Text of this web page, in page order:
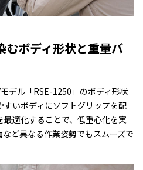
ボディ形状と重量バ
デル「RSE-1250」のボディ形状
いボディにソフトグリップを配
適化することで、低重心化を実
ど異なる作業姿勢でもスムーズで